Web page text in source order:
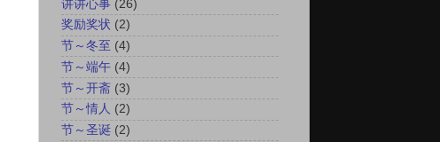
讲讲心事 (26)
奖励奖状 (2)
节～冬至 (4)
节～端午 (4)
节～开斋 (3)
节～情人 (2)
节～圣诞 (2)